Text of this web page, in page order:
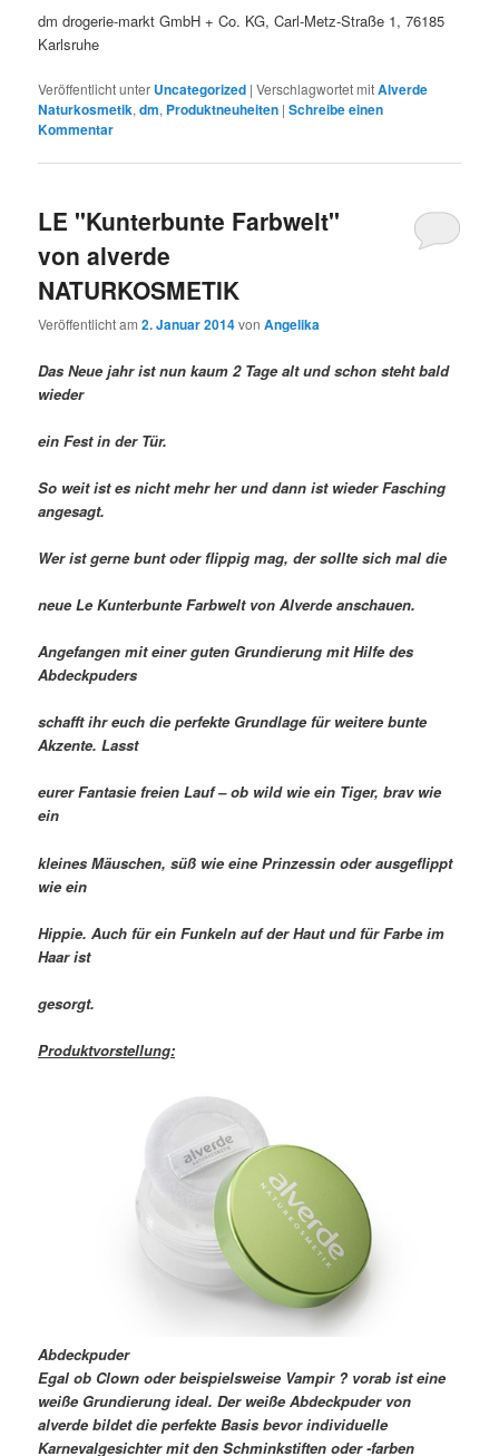
dm drogerie-markt GmbH + Co. KG, Carl-Metz-Straße 1, 76185
Karlsruhe
Veröffentlicht unter Uncategorized |Verschlagwortet mitAlverde
Naturkosmetik,dm, Produktneuheiten |Schreibe einen
Kommentar
LE "Kunterbunte Farbwelt"
von alverde
NATURKOSMETIK
Veröffentlicht am2. Januar 2014vonAngelika
Das Neue jahr ist nun kaum 2 Tage alt und schon steht bald
wieder
ein Fest in der Tür.
So weit ist es nicht mehr her und dann ist wieder Fasching
angesagt.
Wer ist gerne bunt oder flippig mag, der sollte sich mal die
neue Le Kunterbunte Farbwelt von Alverde anschauen.
Angefangen mit einer guten Grundierung mit Hilfe des
Abdeckpuders
schafft ihr euch die perfekte Grundlage für weitere bunte
Akzente. Lasst
eurer Fantasie freien Lauf – ob wild wie ein Tiger, brav wie
ein
kleines Mäuschen, süß wie eine Prinzessin oder ausgeflippt
wie ein
Hippie. Auch für ein Funkeln auf der Haut und für Farbe im
Haar ist
gesorgt.
Produktvorstellung:
Abdeckpuder
Egal ob Clown oder beispielsweise Vampir ? vorab ist eine
weiße Grundierung ideal. Der weiße Abdeckpuder von
alverde bildet die perfekte Basis bevor individuelle
Karnevalgesichter mit den Schminkstiften oder -farben